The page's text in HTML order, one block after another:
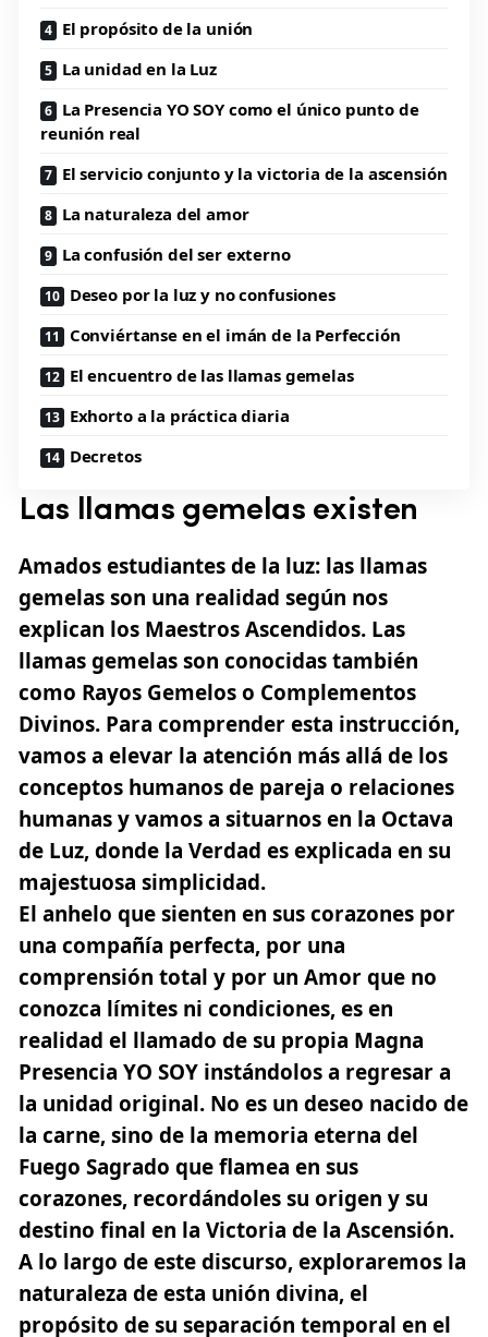
El propósito de la unión
La unidad en la Luz
La Presencia YO SOY como el único punto de
reunión real
El servicio conjunto y la victoria de la ascensión
La naturaleza del amor
La confusión del ser externo
Deseo por la luz y no confusiones
Conviértanse en el imán de la Perfección
El encuentro de las llamas gemelas
Exhorto a la práctica diaria
Decretos
Las llamas gemelas existen
Amados estudiantes de la luz: las llamas
gemelasson una realidad según nos
explican los Maestros Ascendidos. Las
llamas gemelas son conocidas también
como Rayos Gemeloso Complementos
Divinos. Para comprender esta instrucción,
vamos a elevar la atención más allá de los
conceptos humanos de pareja o relaciones
humanas y vamos a situarnos en la Octava
de Luz, donde la Verdad es explicada en su
majestuosa simplicidad.
El anhelo que sienten en sus corazones por
una compañía perfecta, por una
comprensión total y por un Amorque no
conozca límites ni condiciones, es en
realidad el llamado de su propia Magna
Presencia YO SOY instándolos a regresar a
la unidad original. No es un deseo nacido de
la carne, sino de la memoria eterna del
Fuego Sagrado que flamea en sus
corazones, recordándoles su origen y su
destino final en la Victoria de la Ascensión.
A lo largo de este discurso, exploraremos la
naturaleza de esta unión divina, el
propósito de su separación temporal en el